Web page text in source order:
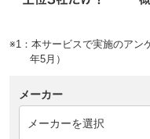
※1：本サービスで実施のアン
年5月）
メーカー